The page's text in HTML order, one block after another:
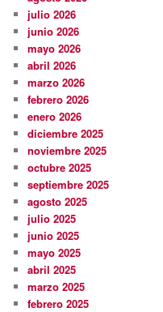
julio 2026
junio 2026
mayo 2026
abril 2026
marzo 2026
febrero 2026
enero 2026
diciembre 2025
noviembre 2025
octubre 2025
septiembre 2025
agosto 2025
julio 2025
junio 2025
mayo 2025
abril 2025
marzo 2025
febrero 2025